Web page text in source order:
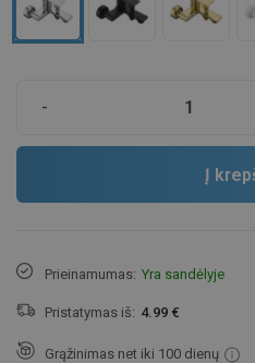
-
Į
Prieinamumas: Yra sandėlyje
Pristatymas iš: 4.99 €
Grąžinimas net iki 100 dienų